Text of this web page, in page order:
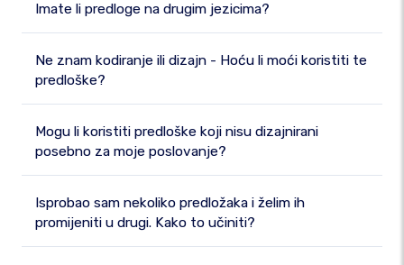
Imate li predloge na drugim jezicima?
Ne znam kodiranje ili dizajn - Hoću li moći koristiti te
predloške?
Mogu li koristiti predloške koji nisu dizajnirani
posebno za moje poslovanje?
Isprobao sam nekoliko predložaka i želim ih
promijeniti u drugi. Kako to učiniti?